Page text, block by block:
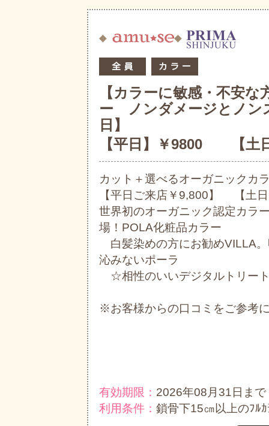
【カラーに敏感・不安
ー ノンダメージとノ
日】
【平日】￥9800 【土
カット＋選べるオーガニック
【平日ご来店￥9,800】 【土
世界初のオーガニック認定カ
場！POLA化粧品カラー
白髪染めの方にお勧めVILLA
沁みないポーラ
☆相性のいいデジタルトリー
※お客様からの口コミをご参考
有効期限： 2026年08月31日まで
利用条件： 鎖骨下15㎝以上のﾌﾙ